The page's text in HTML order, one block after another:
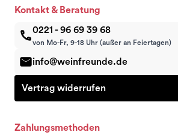
Kontakt & Beratung
0221 - 96 69 39 68
von Mo-Fr, 9-18 Uhr (außer an Feiertagen)
info@weinfreunde.de
Vertrag widerrufen
Zahlungsmethoden